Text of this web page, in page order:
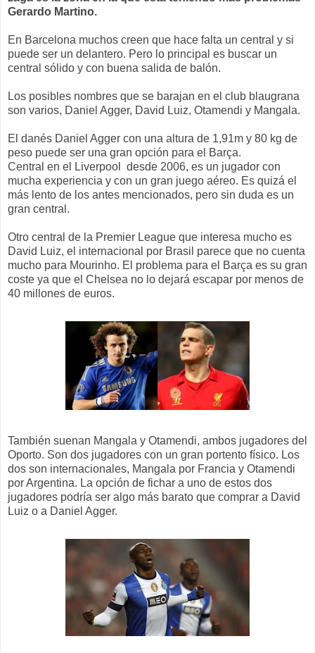
Gerardo Martino.
En Barcelona muchos creen que hace falta un central y si
puede ser un delantero. Pero lo principal es buscar un
central sólido y con buena salida de balón.
Los posibles nombres que se barajan en el club blaugrana
son varios, Daniel Agger, David Luiz, Otamendi y Mangala.
El danés Daniel Agger con una altura de 1,91m y 80 kg de
peso puede ser una gran opción para el Barça.
Central en el Liverpool desde 2006, es un jugador con
mucha experiencia y con un gran juego aéreo. Es quizá el
más lento de los antes mencionados, pero sin duda es un
gran central.
Otro central de la Premier League que interesa mucho es
David Luiz, el internacional por Brasil parece que no cuenta
mucho para Mourinho. El problema para el Barça es su gran
coste ya que el Chelsea no lo dejará escapar por menos de
40 millones de euros.
También suenan Mangala y Otamendi, ambos jugadores del
Oporto. Son dos jugadores con un gran portento físico. Los
dos son internacionales, Mangala por Francia y Otamendi
por Argentina. La opción de fichar a uno de estos dos
jugadores podría ser algo más barato que comprar a David
Luiz o a Daniel Agger.